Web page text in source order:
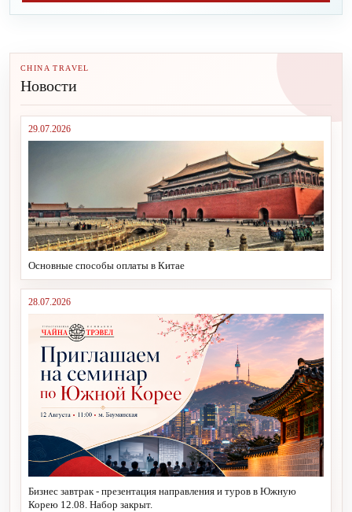
CHINA TRAVEL
Новости
29.07.2026
Основные способы оплаты в Китае
28.07.2026
Бизнес завтрак - презентация направления и туров в Южную
Корею 12.08. Набор закрыт.